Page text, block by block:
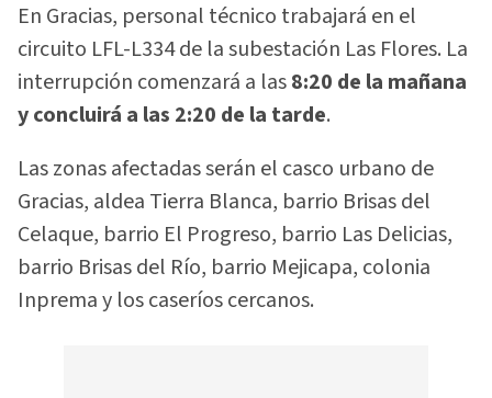
En Gracias, personal técnico trabajará en el
circuito LFL-L334 de la subestación Las Flores. La
interrupción comenzará a las8:20 de la mañana
y concluirá a las 2:20 de la tarde.
Las zonas afectadas serán el casco urbano de
Gracias, aldea Tierra Blanca, barrio Brisas del
Celaque, barrio El Progreso, barrio Las Delicias,
barrio Brisas del Río, barrio Mejicapa, colonia
Inprema y los caseríos cercanos.